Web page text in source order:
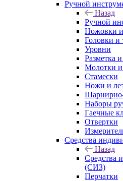
Ручной
Назад
Ручной
Ножовки и
Головки и
Уровни
Разметка
Молотки
Стамески
Ножи и
Наборы
Гаечные
Отвертки
Средства
Назад
Средства
(СИЗ)
Перчатки